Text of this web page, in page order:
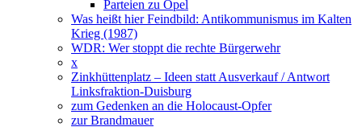
Parteien zu Opel
Was heißt hier Feindbild: Antikommunismus im Kalten
Krieg (1987)
WDR: Wer stoppt die rechte Bürgerwehr
x
Zinkhüttenplatz – Ideen statt Ausverkauf / Antwort
Linksfraktion-Duisburg
zum Gedenken an die Holocaust-Opfer
zur Brandmauer